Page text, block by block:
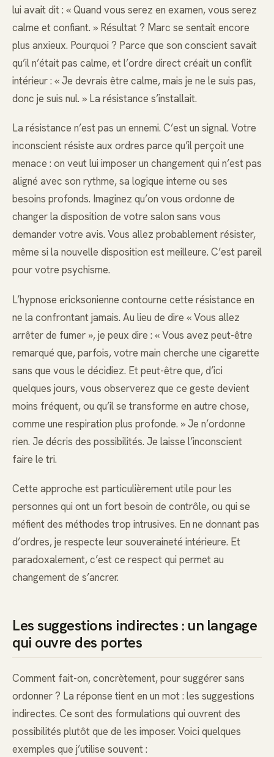
lui avait dit : « Quand vous serez en examen, vous serez
calme et confiant. » Résultat ? Marc se sentait encore
plus anxieux. Pourquoi ? Parce que son conscient savait
qu’il n’était pas calme, et l’ordre direct créait un conflit
intérieur : « Je devrais être calme, mais je ne le suis pas,
donc je suis nul. » La résistance s’installait.
La résistance n’est pas un ennemi. C’est un signal. Votre
inconscient résiste aux ordres parce qu’il perçoit une
menace : on veut lui imposer un changement qui n’est pas
aligné avec son rythme, sa logique interne ou ses
besoins profonds. Imaginez qu’on vous ordonne de
changer la disposition de votre salon sans vous
demander votre avis. Vous allez probablement résister,
même si la nouvelle disposition est meilleure. C’est pareil
pour votre psychisme.
L’hypnose ericksonienne contourne cette résistance en
ne la confrontant jamais. Au lieu de dire « Vous allez
arrêter de fumer », je peux dire : « Vous avez peut-être
remarqué que, parfois, votre main cherche une cigarette
sans que vous le décidiez. Et peut-être que, d’ici
quelques jours, vous observerez que ce geste devient
moins fréquent, ou qu’il se transforme en autre chose,
comme une respiration plus profonde. » Je n’ordonne
rien. Je décris des possibilités. Je laisse l’inconscient
faire le tri.
Cette approche est particulièrement utile pour les
personnes qui ont un fort besoin de contrôle, ou qui se
méfient des méthodes trop intrusives. En ne donnant pas
d’ordres, je respecte leur souveraineté intérieure. Et
paradoxalement, c’est ce respect qui permet au
changement de s’ancrer.
Les suggestions indirectes : un langage
qui ouvre des portes
Comment fait-on, concrètement, pour suggérer sans
ordonner ? La réponse tient en un mot : les suggestions
indirectes. Ce sont des formulations qui ouvrent des
possibilités plutôt que de les imposer. Voici quelques
exemples que j’utilise souvent :